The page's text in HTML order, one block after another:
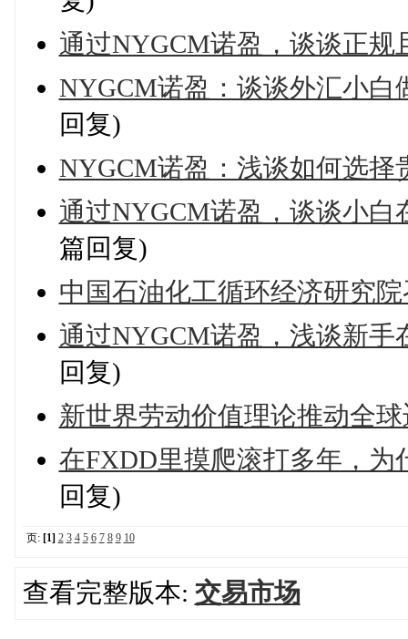
通过NYGCM诺盈，谈谈正
NYGCM诺盈：谈谈外汇小
回复)
NYGCM诺盈：浅谈如何选择
通过NYGCM诺盈，谈谈小
篇回复)
中国石油化工循环经济研究
通过NYGCM诺盈，浅谈新
回复)
新世界劳动价值理论推动全
在FXDD里摸爬滚打多年，
回复)
页: [1] 2 3 4 5 6 7 8 9 10
查看完整版本: 交易市场